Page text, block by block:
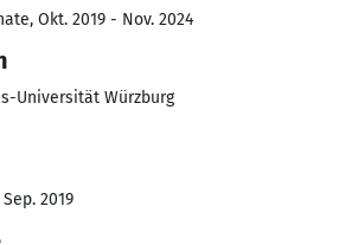
Okt. 2019 - Nov. 2024
Universität Würzburg
2019